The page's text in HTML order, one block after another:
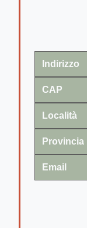
Indirizzo
CAP
Località
Provincia
Email